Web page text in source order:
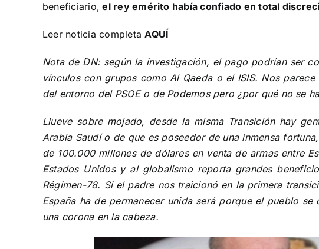
beneficiario, el rey emérito había confiado en total
Leer noticia completaAQUÍ
Nota de DN: según la investigación, el pago podrían ser
vínculos con grupos como Al Qaeda o el ISIS. Nos
del entorno del PSOE o de Podemos pero ¿por qué no se
Llueve sobre mojado, desde la misma Transición hay
Arabia Saudí o de que es poseedor de una inmensa
de 100.000 millones de dólares en venta de armas entre
Estados Unidos y al globalismo reporta grandes
Régimen-78. Si el padre nos traicionó en la primera
España ha de permanecer unida será porque el pueblo
una corona en la cabeza.